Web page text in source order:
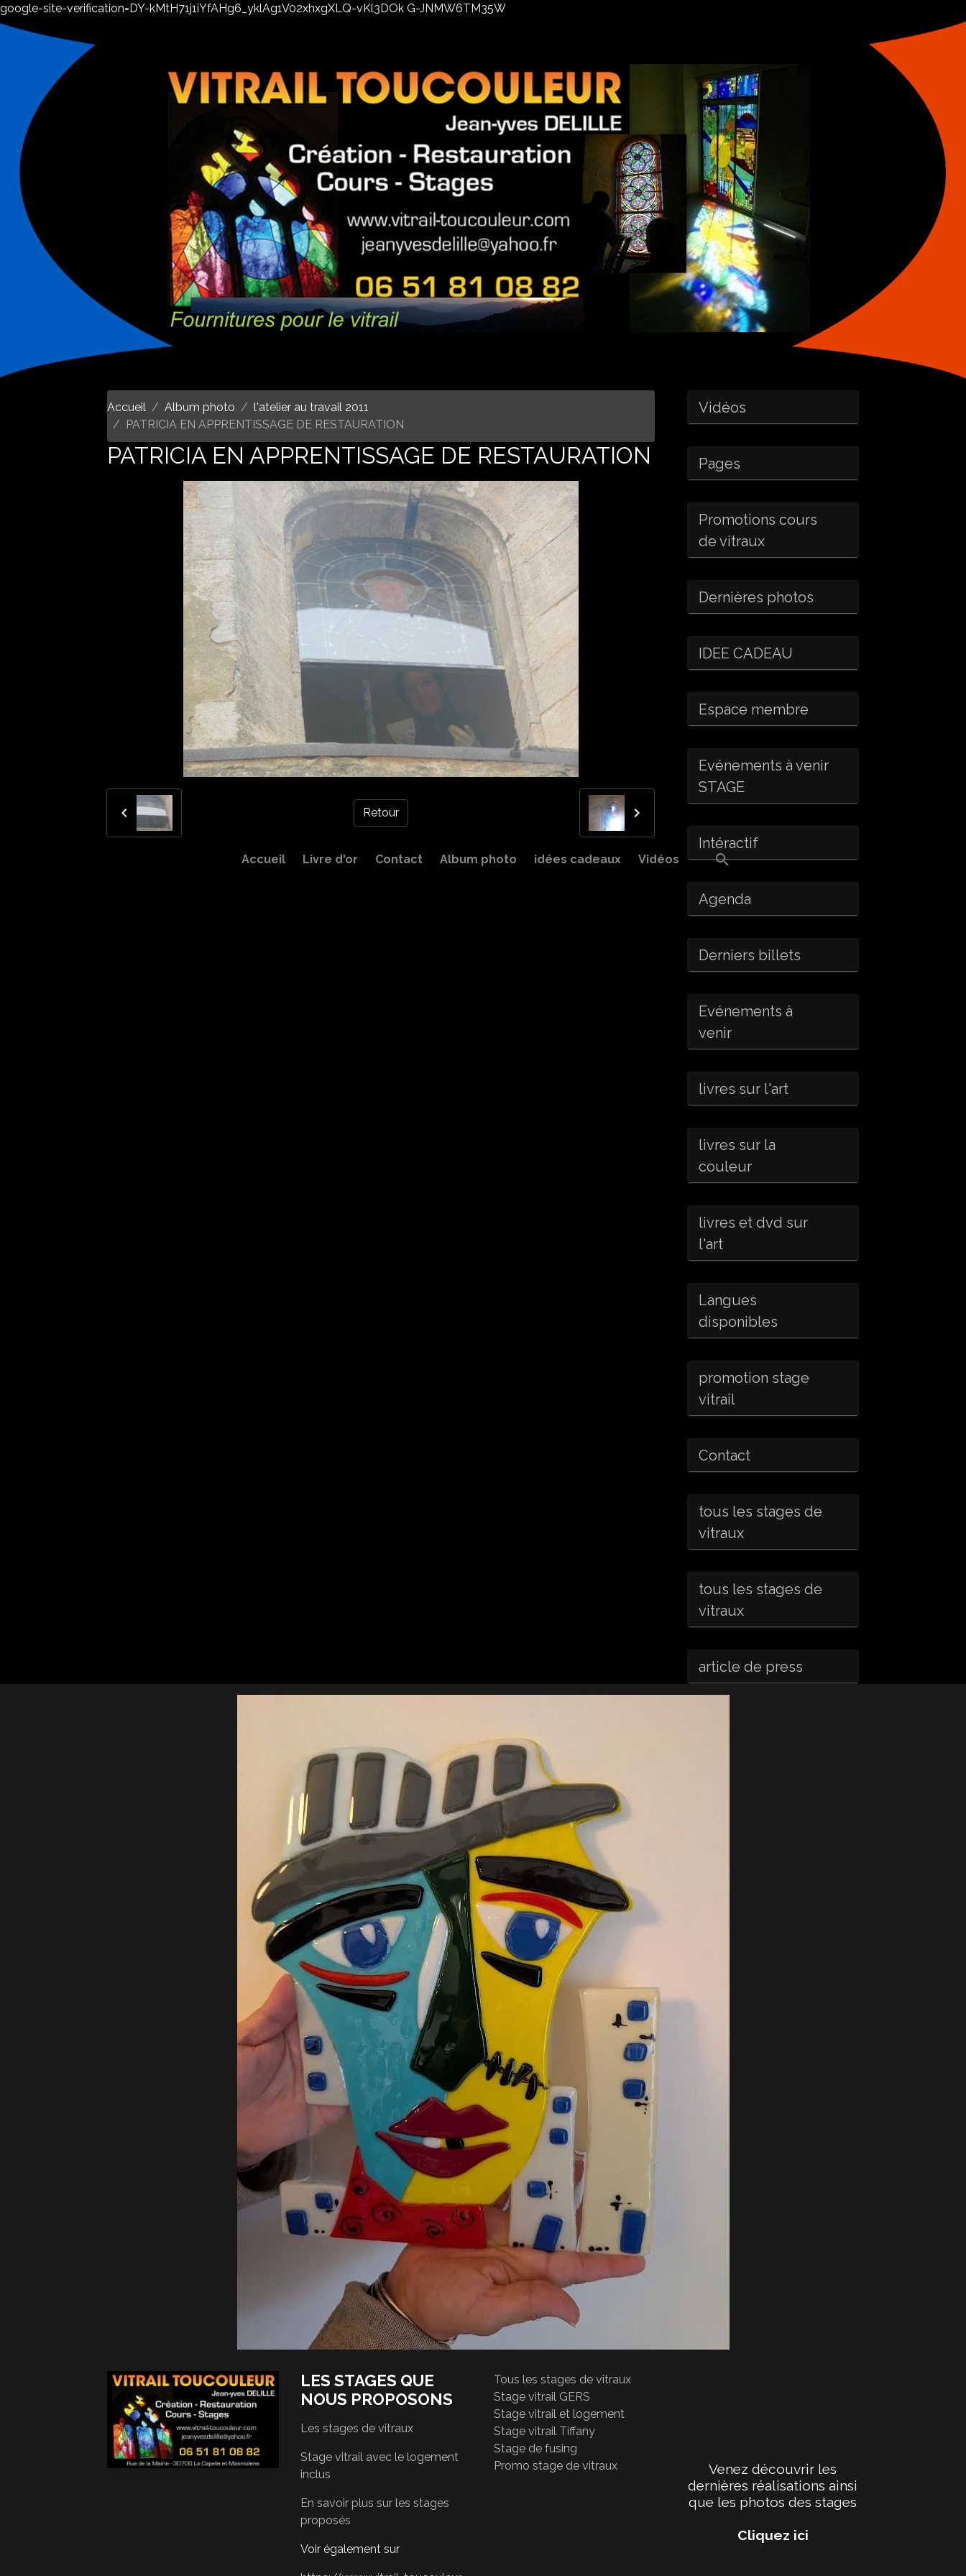
google-site-verification=DY-kMtH71j1iYfAHg6_yklAg1V02xhxgXLQ-vKl3DOk G-JNMW6TM35W
Accueil Livre d'or Contact Album photo idées cadeaux Vidéos
Accueil Album photo
l'atelier au travail 2011
PATRICIA EN APPRENTISSAGE DE RESTAURATION
PATRICIA EN APPRENTISSAGE DE RESTAURATION
Retour
Vidéos
Pages
Promotions cours
de vitraux
Dernières photos
IDEE CADEAU
Espace membre
Evénements à venir
STAGE
Intéractif
Agenda
Derniers billets
Evénements à
venir
livres sur l'art
livres sur la
couleur
livres et dvd sur
l'art
Langues
disponibles
promotion stage
vitrail
Contact
tous les stages de
vitraux
tous les stages de
vitraux
article de press
LES STAGES QUE
NOUS PROPOSONS
Les stages de vitraux
Stage vitrail avec le logement
inclus
En savoir plus sur les stages
proposés
Voir également sur
Tous les stages de vitraux
Stage vitrail GERS
Stage vitrail et logement
Stage vitrail Tiffany
Stage de fusing
Promo stage de vitraux
Venez découvrir les
dernières réalisations ainsi
que les photos des stages
Cliquez ici